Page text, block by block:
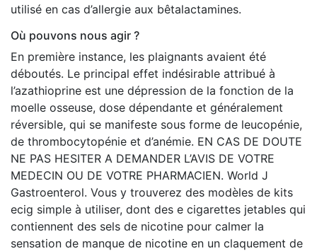
utilisé en cas d’allergie aux bêtalactamines.
Où pouvons nous agir ?
En première instance, les plaignants avaient été
déboutés. Le principal effet indésirable attribué à
l’azathioprine est une dépression de la fonction de la
moelle osseuse, dose dépendante et généralement
réversible, qui se manifeste sous forme de leucopénie,
de thrombocytopénie et d’anémie. EN CAS DE DOUTE
NE PAS HESITER A DEMANDER L’AVIS DE VOTRE
MEDECIN OU DE VOTRE PHARMACIEN. World J
Gastroenterol. Vous y trouverez des modèles de kits
ecig simple à utiliser, dont des e cigarettes jetables qui
contiennent des sels de nicotine pour calmer la
sensation de manque de nicotine en un claquement de